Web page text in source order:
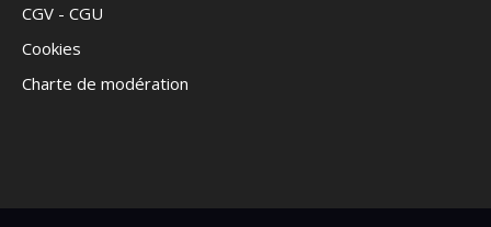
CGV - CGU
Cookies
Charte de modération